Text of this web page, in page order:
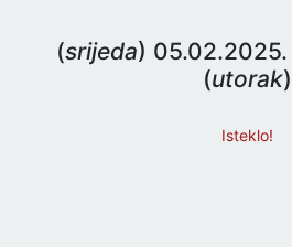
(srijeda)
(utorak)
Isteklo!